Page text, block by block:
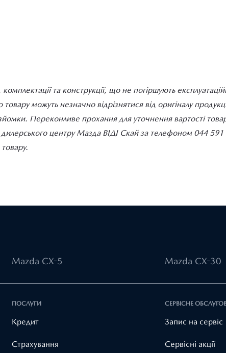
та конструкції, що не погіршують
можуть незначно відрізнятися від оригіналу
Переконливе прохання для уточнення вартості
дилерського центру Мазда ВІДІ Скай за телефоном 044
Mazda CX-5 Mazda CX-30
ПОСЛУГИ
Кредит
Страхування
СЕРВІСНЕ
Запис на сервіс
Cервісні акції